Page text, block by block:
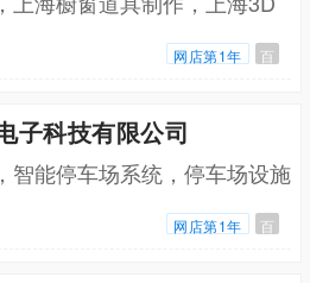
网店第1年 百
子科技有限公司
智能停车场系统，停车场设施
网店第1年 百